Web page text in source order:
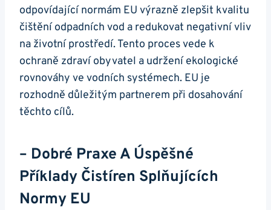
odpovídající normám EU výrazně zlepšit kvalitu
čištění odpadních vod a redukovat negativní vliv
na životní prostředí. Tento proces vede k
ochraně zdraví obyvatel a udržení ekologické
rovnováhy ve vodních systémech. EU je
rozhodně důležitým partnerem při dosahování
těchto cílů.
– Dobré Praxe A Úspěšné
Příklady Čistíren Splňujících
Normy EU